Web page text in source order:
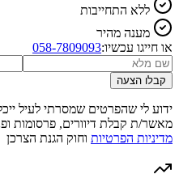
ללא התחייבות
מענה מהיר
או חייגו עכשיו:058-7809093
קבלו הצעה
ידוע לי שהפרטים שמסרתי לעיל
מאשר/ת קבלת דיוורים, פרסומות
מדיניות הפרטיות וחוק הגנת הצרכן